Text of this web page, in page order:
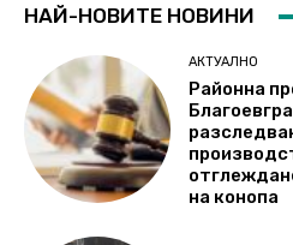
НАЙ-НОВИТЕ НОВИНИ
АКТУАЛНО
Районна
на конопа